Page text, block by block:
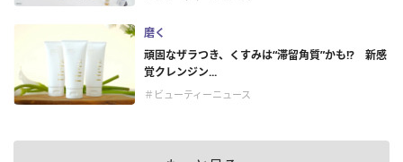
磨く
頑固なザラつき、くすみは“滞留角質”かも!? 新感
覚クレンジン...
＃ビューティーニュース